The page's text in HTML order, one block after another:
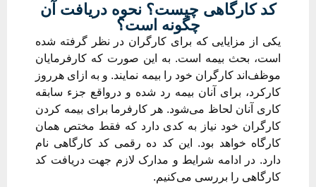
کد کارگاهی چیست؟ نحوه دریافت آن
چگونه است؟
یکی از مزایایی که برای کارگران در نظر گرفته شده
است، بحث بیمه است. به این صورت که کارفرمایان
موظف‌اند کارگران خود را بیمه نمایند. و به ازای هرروز
کارکرد، برای آنان بیمه رد شده و درواقع جزء سابقه
کاری آنان لحاظ می‌شود. هر کارفرما برای بیمه کردن
کارگران خود نیاز به کدی دارد که فقط مختص همان
کارگاه خواهد بود. این کد ده رقمی کد کارگاهی نام
دارد. در ادامه شرایط و مدارک لازم جهت دریافت کد
کارگاهی را بررسی می‌کنیم.